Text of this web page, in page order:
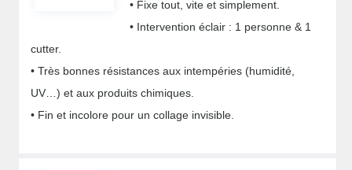
• Fixe tout, vite et simplement.
• Intervention éclair : 1 personne & 1
cutter.
• Très bonnes résistances aux intempéries (humidité,
UV…) et aux produits chimiques.
• Fin et incolore pour un collage invisible.